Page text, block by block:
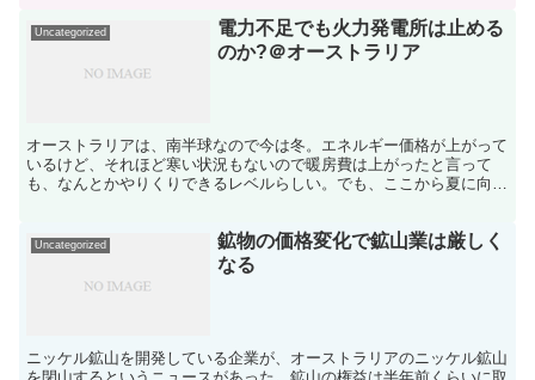
Uncategorized
電力不足でも火力発電所は止める
のか?＠オーストラリア
オーストラリアは、南半球なので今は冬。エネルギー価格が上がって
いるけど、それほど寒い状況もないので暖房費は上がったと言って
も、なんとかやりくりできるレベルらしい。でも、ここから夏に向か
Uncategorized
鉱物の価格変化で鉱山業は厳しく
なる
ニッケル鉱山を開発している企業が、オーストラリアのニッケル鉱山